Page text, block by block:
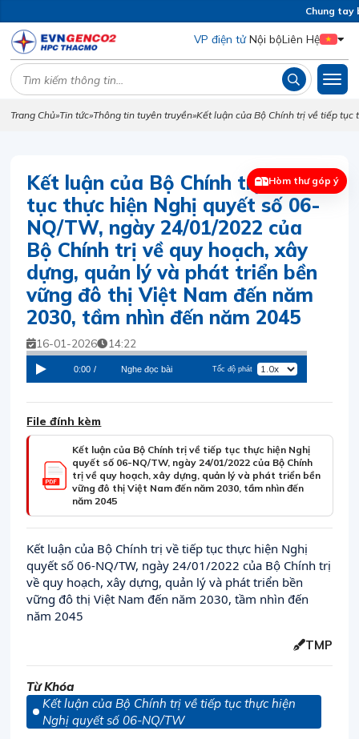
Chung tay
VP điện tử Nội bộLiên Hệ
Trang Chủ»Tin tức»Thông tin tuyên truyền»Kết luận của Bộ Chính trị về tiếp
Kết luận của Bộ Chính trị về tiếp
tục thực hiện Nghị quyết số 06-
NQ/TW, ngày 24/01/2022 của
Bộ Chính trị về quy hoạch, xây
dựng, quản lý và phát triển bền
vững đô thị Việt Nam đến năm
2030, tầm nhìn đến năm 2045
16-01-2026 14:22
0:00 / Nghe đọc bài Tốc độ phát
File đính kèm
Kết luận của Bộ Chính trị về tiếp tục thực hiện Nghị
quyết số 06-NQ/TW, ngày 24/01/2022 của Bộ Chính
trị về quy hoạch, xây dựng, quản lý và phát triển bền
vững đô thị Việt Nam đến năm 2030, tầm nhìn đến
năm 2045
Kết luận của Bộ Chính trị về tiếp tục thực hiện Nghị
quyết số 06-NQ/TW, ngày 24/01/2022 của Bộ Chính trị
về quy hoạch, xây dựng, quản lý và phát triển bền
vững đô thị Việt Nam đến năm 2030, tầm nhìn đến
năm 2045
TMP
Từ Khóa
Kết luận của Bộ Chính trị về tiếp tục thực hiện
Nghị quyết số 06-NQ/TW
Hòm thư góp ý